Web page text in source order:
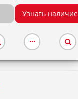
Узнать наличие